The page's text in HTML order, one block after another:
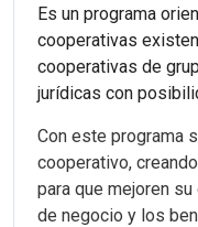
Es un programa
cooperativas
cooperativas de
jurídicas con
Con este programa
cooperativo,
para que mejoren su
de negocio y los